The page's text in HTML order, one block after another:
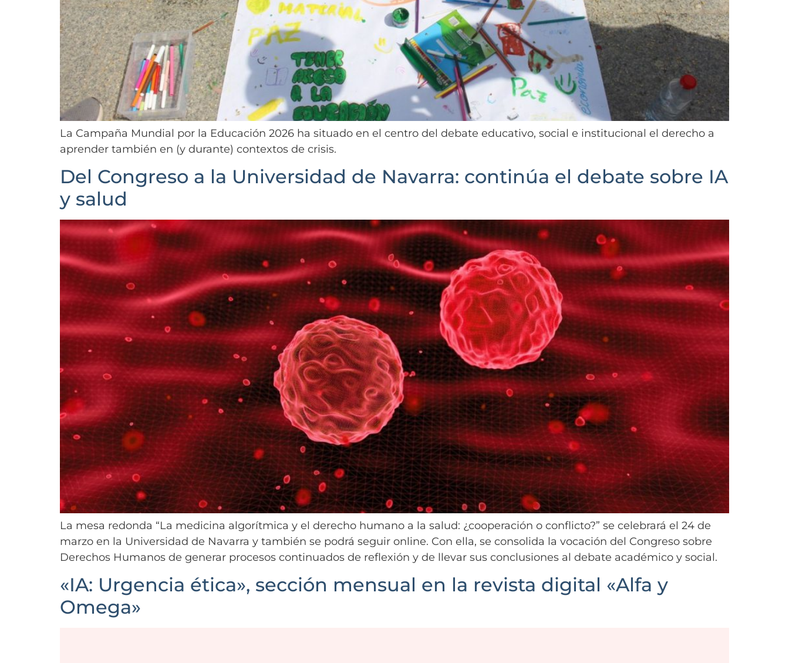
La Campaña Mundial por la Educación 2026 ha situado en el centro del debate educativo, social e institucional el derecho a
aprender también en (y durante) contextos de crisis.
Del Congreso a la Universidad de Navarra: continúa el debate sobre IA
y salud
La mesa redonda “La medicina algorítmica y el derecho humano a la salud: ¿cooperación o conflicto?” se celebrará el 24 de
marzo en la Universidad de Navarra y también se podrá seguir online. Con ella, se consolida la vocación del Congreso sobre
Derechos Humanos de generar procesos continuados de reflexión y de llevar sus conclusiones al debate académico y social.
«IA: Urgencia ética», sección mensual en la revista digital «Alfa y
Omega»